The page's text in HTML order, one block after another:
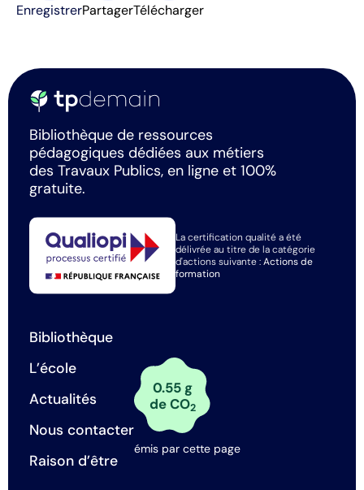
EnregistrerPartagerTélécharger
Bibliothèque de ressources
pédagogiques dédiées aux métiers
des Travaux Publics, en ligne et 100%
gratuite.
La certification qualité a été
délivrée au titre de la catégorie
d'actions suivante :Actions de
formation
Bibliothèque
L’école
Actualités
Nous contacter
Raison d’être
0.55 g
de CO2
émis par cette page